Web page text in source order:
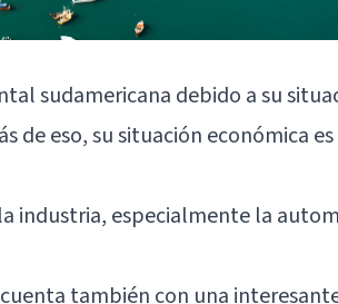
sudamericana debido a su
de eso, su situación económica
industria, especialmente la
también con una